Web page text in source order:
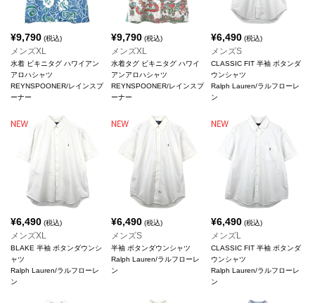
¥9,790 (税込)
メンズXL
水着 ビキニタグ ハワイアン
アロハシャツ
REYNSPOONER/レインスプ
ーナー
¥9,790(税込)
メンズXL
水着タグ ビキニタグ ハワイ
アンアロハシャツ
REYNSPOONER/レインスプ
ーナー
¥6,490 (税込)
メンズS
CLASSIC FIT 半袖 ボタンダ
ウンシャツ
Ralph Lauren/ラルフローレ
ン
¥6,490 (税込)
メンズXL
BLAKE 半袖 ボタンダウンシ
ャツ
Ralph Lauren/ラルフローレ
ン
¥6,490(税込)
メンズS
半袖 ボタンダウンシャツ
Ralph Lauren/ラルフローレ
ン
¥6,490 (税込)
メンズL
CLASSIC FIT 半袖 ボタンダ
ウンシャツ
Ralph Lauren/ラルフローレ
ン